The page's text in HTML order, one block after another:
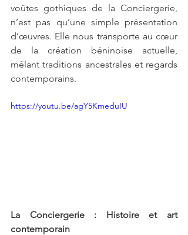
voûtes gothiques de la Conciergerie,
n’est pas qu’une simple présentation
d’œuvres. Elle nous transporte au cœur
de la création béninoise actuelle,
mêlant traditions ancestrales et regards
contemporains.
https://youtu.be/agY5KmeduIU
La Conciergerie : Histoire et art
contemporain